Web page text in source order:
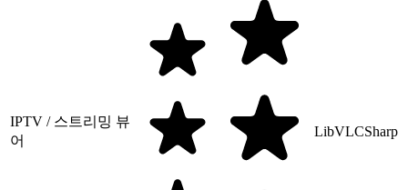
IPTV / 스트리밍 뷰
어
LibVLCSharp